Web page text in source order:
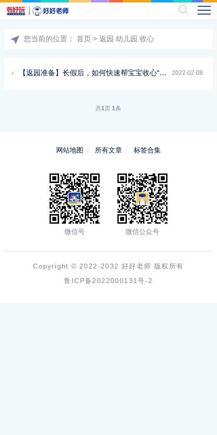
您当前的位置： 首页 > 返园 幼儿园 收心
2022-02-08
【返园准备】长假后，如何快速帮宝宝收心“回归”幼儿园？
共1页1条
网站地图 所有文章 标签合集
微信号 微信公众号
Copyright © 2022-2032 好好老师 版权所有
鲁ICP备2022000131号-2